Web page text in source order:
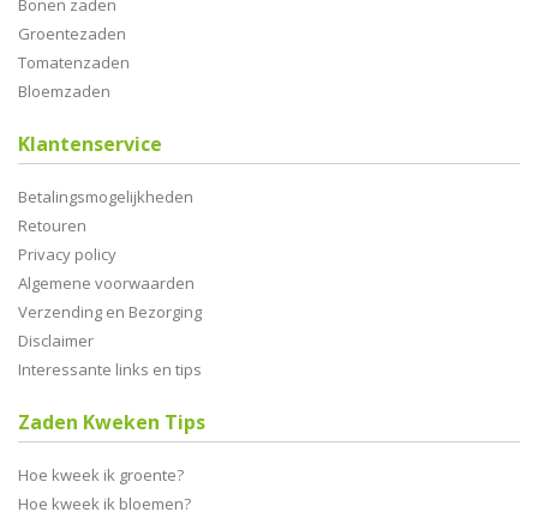
Bonen zaden
Groentezaden
Tomatenzaden
Bloemzaden
Klantenservice
Betalingsmogelijkheden
Retouren
Privacy policy
Algemene voorwaarden
Verzending en Bezorging
Disclaimer
Interessante links en tips
Zaden Kweken Tips
Hoe kweek ik groente?
Hoe kweek ik bloemen?